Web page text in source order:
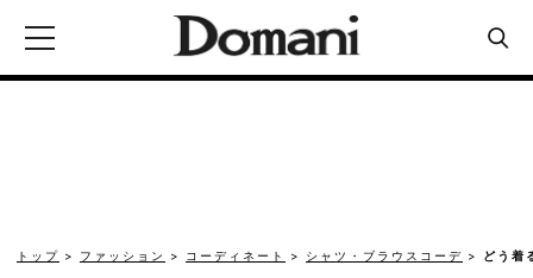
トップ ファッション コーディネート シャツ・ブラウスコーデ どう着